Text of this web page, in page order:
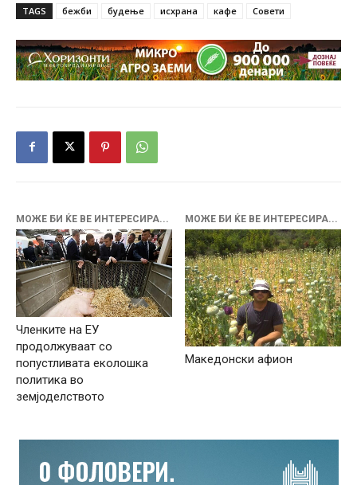
TAGS бежби будење исхрана кафе Совети
МОЖЕ БИ ЌЕ ВЕ ИНТЕРЕСИРА...
Членките на ЕУ
продолжуваат со
попустливата еколошка
политика во
земјоделството
МОЖЕ БИ ЌЕ ВЕ ИНТЕРЕСИРА...
Македонски афион